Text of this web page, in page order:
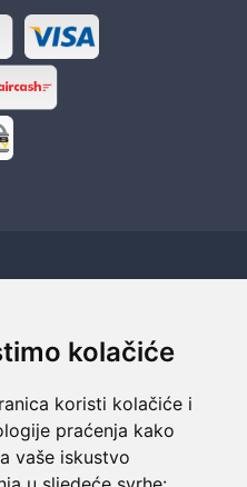
kolačiće
koristi kolačiće i
praćenja kako
vaše iskustvo
za novac